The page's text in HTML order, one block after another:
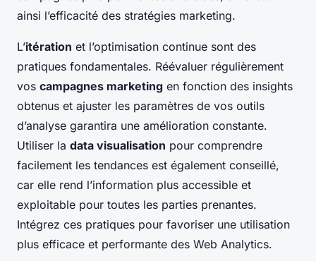
ainsi l’efficacité des stratégies marketing.
L’itération et l’optimisation continue sont des
pratiques fondamentales. Réévaluer régulièrement
vos campagnes marketing en fonction des insights
obtenus et ajuster les paramètres de vos outils
d’analyse garantira une amélioration constante.
Utiliser la data visualisation pour comprendre
facilement les tendances est également conseillé,
car elle rend l’information plus accessible et
exploitable pour toutes les parties prenantes.
Intégrez ces pratiques pour favoriser une utilisation
plus efficace et performante des Web Analytics.